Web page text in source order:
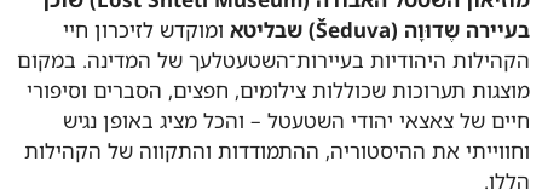
בעיירה שֶדוּוָה (Šeduva) שבליטא
ומוקדש לזיכרון חיי
הקהילות היהודיות בעיירות־השטעטלעך של המדינה. במקום
מוצגות תערוכות שכוללות צילומים, חפצים, הסברים וסיפורי
חיים של צאצאי יהודי השטעטל – והכל מציג באופן נגיש
וחווייתי את ההיסטוריה, ההתמודדות והתקווה של הקהילות
הללו.